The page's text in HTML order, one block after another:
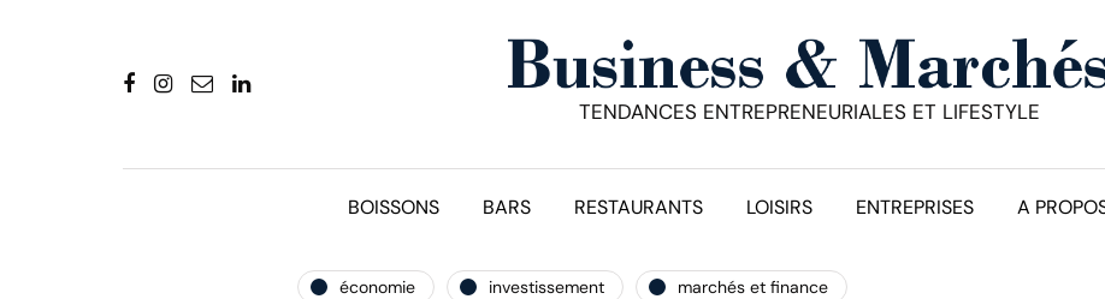
TENDANCES ENTREPRENEURIALES ET LIFESTYLE
BOISSONS BARS RESTAURANTS LOISIRS ENTREPRISES A
économie investissement marchés et finance